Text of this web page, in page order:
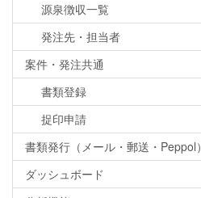
源泉徴収一覧
発注先・担当者
案件・発注共通
書類登録
捉印申請
書類発行（メール・郵送・Peppol）
ダッシュボード